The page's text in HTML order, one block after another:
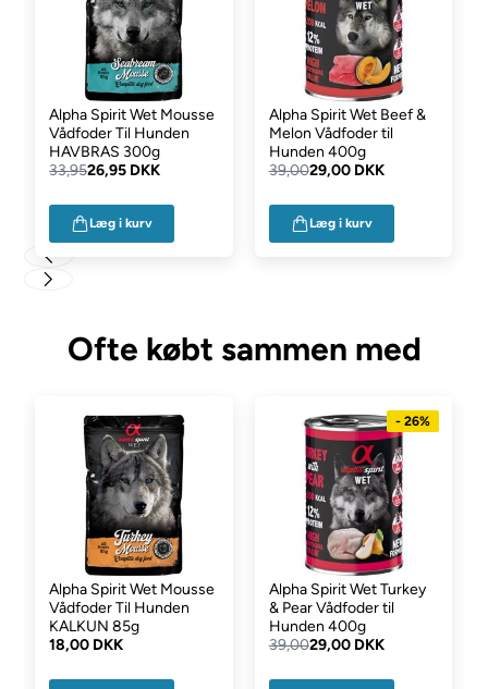
0,8% Råaske: 1,5% Fugt: 80% Calcium: 0,23% Fosfor: 0,16%
Tilsætningsstoffer:Vitamina A (3a672a): 5397 IU/kg, Vitamina
D3 (3a671): 345 IU/kg, Vitamina E (3a700) 108 IU/kg. Mineraler:
3b503 (Mn:2,15), 3b103 Fe:22), 3b405 (Cu:3), 3b603 (Zn:22),
3b201 (I:0,3).
Alpha Spirit Wet Mousse
Vådfoder Til Hunden
HAVBRAS 300g
33,9526,95 DKK
Læg i kurv
Alpha Spirit Wet Beef &
Melon Vådfoder til
Hunden 400g
39,0029,00 DKK
Læg i kurv
Ofte købt sammen med
Alpha Spirit Wet Mousse
Vådfoder Til Hunden
KALKUN 85g
18,00 DKK
- 26%
Alpha Spirit Wet Turkey
& Pear Vådfoder til
Hunden 400g
39,0029,00 DKK